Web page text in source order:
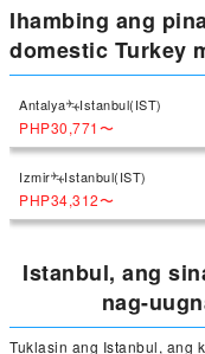
Ihambing ang
domestic Turkey
Antalya Istanbul(IST)
PHP30,771〜
Izmir Istanbul(IST)
PHP34,312〜
Istanbul, ang
nag-
Tuklasin ang Istanbul, ang